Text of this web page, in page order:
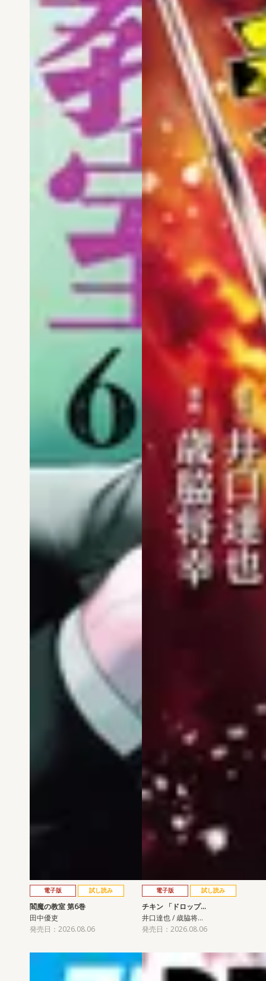
電子版 試し読み
閻魔の教室 第6巻
田中優吏
発売日：2026.08.06
電子版 試し読み
チキン 「ドロップ…
井口達也 / 歳脇将…
発売日：2026.08.06